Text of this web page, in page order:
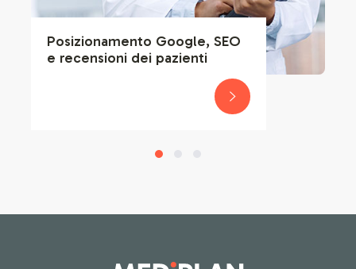
Posizionamento Google, SEO
e recensioni dei pazienti